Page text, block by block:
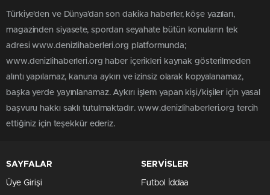
Türkiye'den ve Dünya’dan son dakika haberler, köşe yazıları,
magazinden siyasete, spordan seyahate bütün konuların tek
adresi www.denizlihaberleri.org platformunda;
www.denizlihaberleri.org haber içerikleri kaynak gösterilmeden
alıntı yapılamaz, kanuna aykırı ve izinsiz olarak kopyalanamaz,
başka yerde yayınlanamaz. Aykırı işlem yapan kişi/kişiler için yasal
başvuru hakkı saklı tutulmaktadır. www.denizlihaberleri.org tercih
ettiğiniz için teşekkür ederiz.
SAYFALAR
Üye Girişi
SERVİSLER
Futbol İddaa